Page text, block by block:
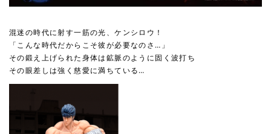
混迷の時代に射す一筋の光、ケンシロウ！
「こんな時代だからこそ彼が必要なのさ…」
その鍛え上げられた身体は鉱脈のように固く波打ち
その眼差しは強く慈愛に満ちている…